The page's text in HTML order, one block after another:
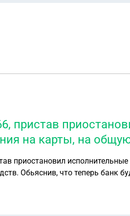
пристав
на карты, на
приостановил
Обьяснив, что теперь банк
Правомерно ли это?